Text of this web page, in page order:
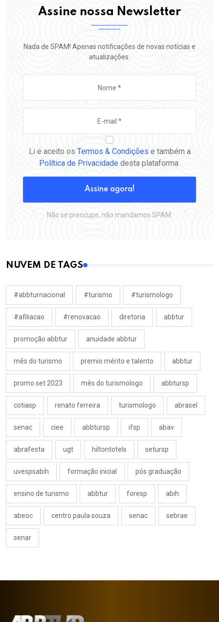
Assine nossa Newsletter
Nada de SPAM! Apenas notificações de novas notícias e
atualizações.
Li e aceito os Termos & Condições e também a
Política de Privacidade desta plataforma.
Assine agora!
Não se preocupe, não mandamos SPAM.
NUVEM DE TAGS
#abbturnacional #turismo #turismologo
#afiliacao #renovacao diretoria abbtur
promoção abbtur anuidade abbtur
mês do turismo premio mérito e talento abbtur
promo set 2023 mês do turismologo abbtursp
cotiasp renato ferreira turismologo abrasel
senac ciee abbtursp ifsp abav
abrafesta ugt hiltontotels setursp
uvespsabih formação inicial pós graduação
ensino de turismo abbtur foresp abih
abeoc centro paula souza senac sebrae
senar